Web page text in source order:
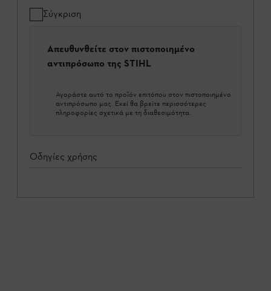
Σύγκριση
Απευθυνθείτε στον πιστοποιημένο
αντιπρόσωπο της STIHL
Αγοράστε αυτό το προϊόν επιτόπου στον πιστοποιημένο
αντιπρόσωπο μας. Εκεί θα βρείτε περισσότερες
πληροφορίες σχετικά με τη διαθεσιμότητα.
Οδηγίες χρήσης